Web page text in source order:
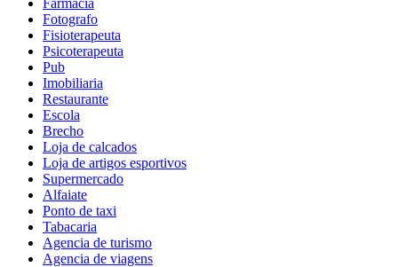
Fotografo
Fisioterapeuta
Psicoterapeuta
Pub
Imobiliaria
Restaurante
Escola
Brecho
Loja de calcados
Loja de artigos esportivos
Supermercado
Alfaiate
Ponto de taxi
Tabacaria
Agencia de turismo
Agencia de viagens